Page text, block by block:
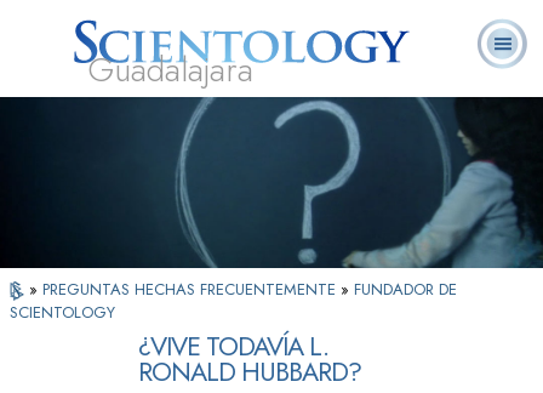
Guadalajara
¿Qué es
Scientology?
Ministros
Voluntarios
Preguntas
Frecuentes
» PREGUNTAS HECHAS FRECUENTEMENTE » FUNDADOR DE
SCIENTOLOGY
¿VIVE TODAVÍA L.
RONALD HUBBARD?